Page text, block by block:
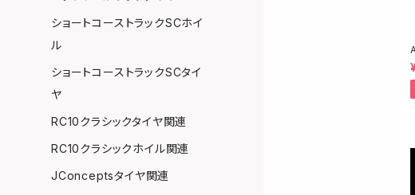
ショートコーストラックSCホイ
ル
ショートコーストラックSCタイ
ヤ
RC10クラシックタイヤ関連
RC10クラシックホイル関連
JConceptsタイヤ関連